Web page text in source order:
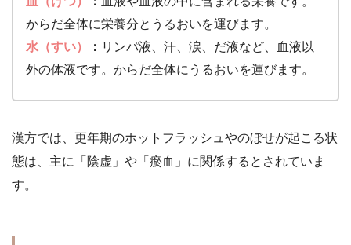
からだ全体に栄養分とうるおいを運びます。
水（すい）
： リンパ液、汗、涙、だ液など、血液以
外の体液です。からだ全体にうるおいを運びます。
漢方では、更年期のホットフラッシュやのぼせが起こる状
態は、主に「陰虚」や「瘀血」に関係するとされていま
す。